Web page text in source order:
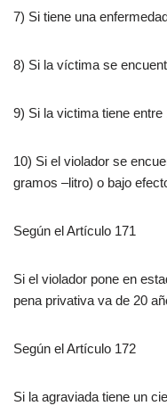
7) Si tiene una
8) Si la víctima se
9) Si la victima tiene
10) Si el violador se
gramos –litro) o bajo
Según el Artículo 171
Si el violador pone en
pena privativa va de 20
Según el Artículo 172
Si la agraviada tiene un